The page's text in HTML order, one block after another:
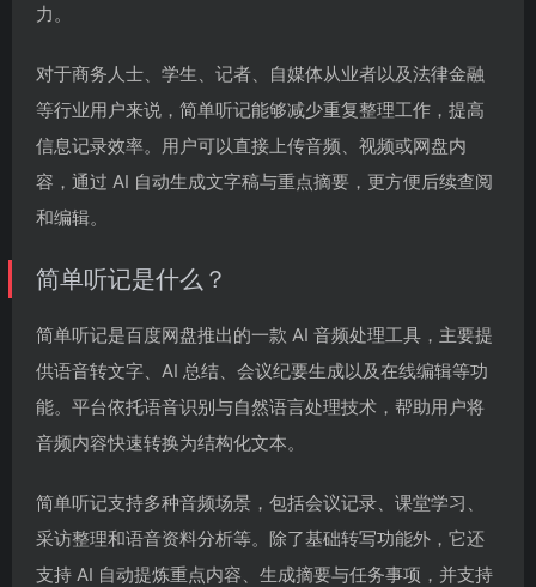
力。
对于商务人士、学生、记者、自媒体从业者以及法律金融
等行业用户来说，简单听记能够减少重复整理工作，提高
信息记录效率。用户可以直接上传音频、视频或网盘内
容，通过 AI 自动生成文字稿与重点摘要，更方便后续查阅
和编辑。
简单听记是什么？
简单听记是百度网盘推出的一款 AI 音频处理工具，主要提
供语音转文字、AI 总结、会议纪要生成以及在线编辑等功
能。平台依托语音识别与自然语言处理技术，帮助用户将
音频内容快速转换为结构化文本。
简单听记支持多种音频场景，包括会议记录、课堂学习、
采访整理和语音资料分析等。除了基础转写功能外，它还
支持 AI 自动提炼重点内容、生成摘要与任务事项，并支持